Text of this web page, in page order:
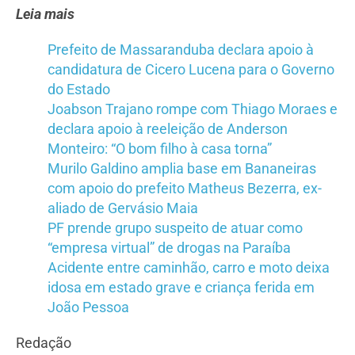
Leia mais
Prefeito de Massaranduba declara apoio à
candidatura de Cicero Lucena para o Governo
do Estado
Joabson Trajano rompe com Thiago Moraes e
declara apoio à reeleição de Anderson
Monteiro: “O bom filho à casa torna”
Murilo Galdino amplia base em Bananeiras
com apoio do prefeito Matheus Bezerra, ex-
aliado de Gervásio Maia
PF prende grupo suspeito de atuar como
“empresa virtual” de drogas na Paraíba
Acidente entre caminhão, carro e moto deixa
idosa em estado grave e criança ferida em
João Pessoa
Redação